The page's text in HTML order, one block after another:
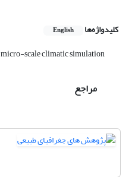
کلیدواژه‌ها English
micro-scale climatic simulation
مراجع